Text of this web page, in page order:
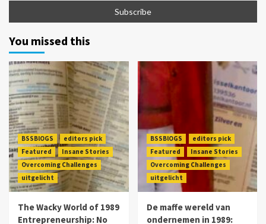
You missed this
BSSBlOGS
editors pick
Featured
Insane Stories
Overcoming Challenges
uitgelicht
The Wacky World of 1989
Entrepreneurship: No
BSSBlOGS
editors pick
Featured
Insane Stories
Overcoming Challenges
uitgelicht
De maffe wereld van
ondernemen in 1989: